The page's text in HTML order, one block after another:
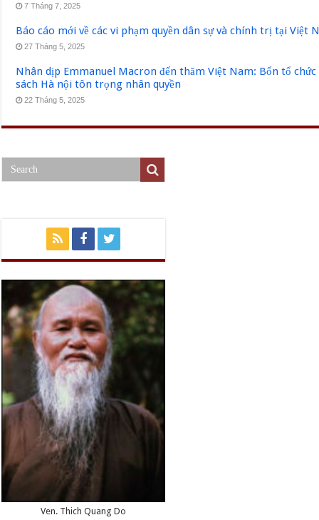
7 Tháng 7, 2025
Báo cáo mới về các vi phạm quyền dân sự và chính trị tại Việt
27 Tháng 5, 2025
Nhân dịp Emmanuel Macron đến thăm Việt Nam: Bốn tổ
sách Hà nội tôn trọng nhân quyền
22 Tháng 5, 2025
Ven. Thich Quang Do